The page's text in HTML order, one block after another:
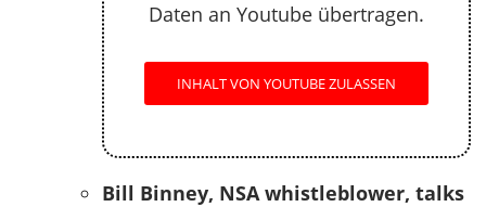
Daten an Youtube übertragen.
INHALT VON YOUTUBE ZULASSEN
Bill Binney, NSA whistleblower, talks